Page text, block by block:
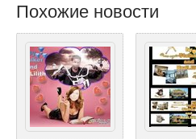
Похожие новости